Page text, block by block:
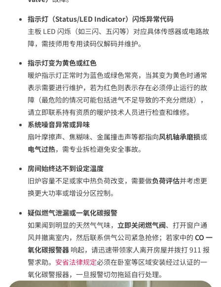
指示灯（Status/LED Indicator）闪烁异常代码
主板 LED 闪烁（如三闪、五闪等）对应具体传感器或电路故
障，需技师用专用读码仪解码并维护。
指示灯变为黄色或红色
暖炉指示灯正常时为蓝色或绿色常亮，当其变为黄色时通常
表示需要进行维护，若为红色则表示存在必须停止运行的故
障（最危险的情况可能包括进气不足导致的不充分燃烧），
请立即联系持有资质的暖炉技术人员进行检查和维修。
系统噪音异常或异味
扇叶摩擦声、焦糊味、金属撞击声等都指向风机轴承磨损或
电气过热，需专业拆检避免安全事故。
房间始终达不到设定温度
旧炉容量不足或家中热负荷改变，需要做负荷评估并考虑更
换更大功率或增设分区控制。
疑似燃气泄漏或一氧化碳报警
如果闻到明显的天然气气味， 立即关闭燃气阀、打开窗户通
风并撤离室内，然后联系供气公司紧急抢修；若家中的 CO 一
氧化碳报警器 响起，请迅速带领家人离开房屋并拨打 911 报
警求助。 安省法律规定必须在卧室等区域安装经过认证的一
氧化碳警报器，一旦报警切勿拖延自行处理。